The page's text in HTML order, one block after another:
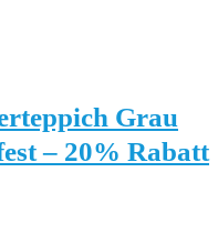
Grau
– 20% Rabatt